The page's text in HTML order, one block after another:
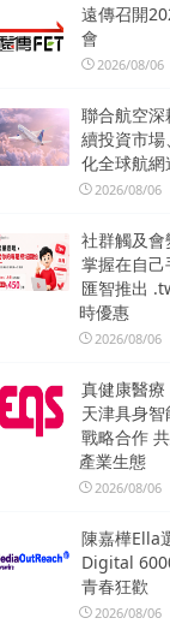
遠傳召開
會
2026/08/06
聯合航空
續投資市
化全球航網
2026/08/06
社群觸及
掌握在自
匯智推出
時優惠
2026/08/06
真健康醫
天津具身
戰略合作
產業生態
2026/08/06
陳嘉樺Ella
Digital
青春狂歡
2026/08/06